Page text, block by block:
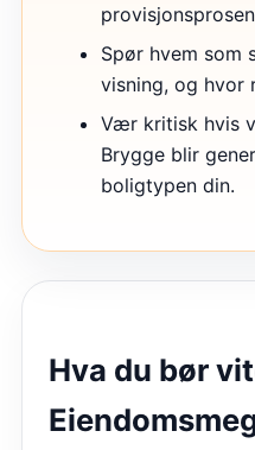
Spør hvem som
visning, og hvor
Vær kritisk hvis
Brygge blir
boligtypen din.
Hva du bør